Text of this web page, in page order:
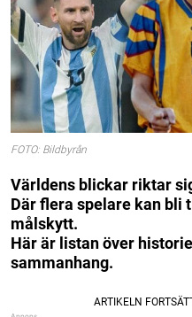
FOTO: Bildbyrån
Världens blickar riktar
Där flera spelare kan bli
målskytt.
Här är listan över
sammanhang.